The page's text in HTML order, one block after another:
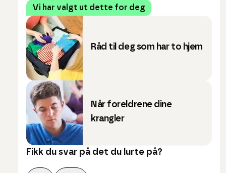
Vi har valgt ut dette for deg
Råd til deg som har to hjem
Når foreldrene dine
krangler
Fikk du svar på det du lurte på?